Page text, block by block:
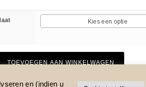
Kies een optie
TOEVOEGEN AAN WINKELWAGEN
en (indien u